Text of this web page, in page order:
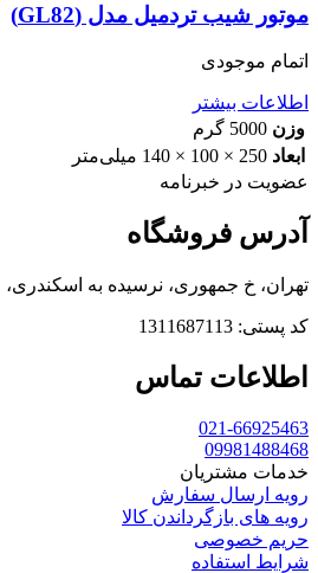
موتور شیب تردمیل مدل (GL82)
اتمام موجودی
اطلاعات بیشتر
وزن 5000 گرم
ابعاد 250 × 100 × 140 میلی‌متر
عضویت در خبرنامه
آدرس فروشگاه
تهران، خ جمهوری، نرسیده به اسکندری، پ 1411،
کد پستی: 1311687113
اطلاعات تماس
021-66925463
09981488468
خدمات مشتریان
رویه ارسال سفارش
رویه های بازگرداندن کالا
حریم خصوصی
شرایط استفاده